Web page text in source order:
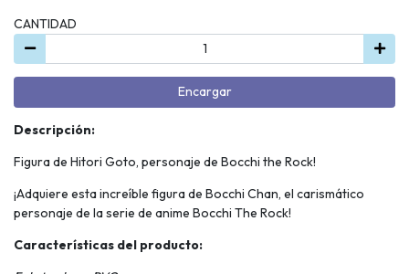
CANTIDAD
Encargar
Descripción:
Figura de Hitori Goto, personaje de Bocchi the Rock!
¡Adquiere esta increíble figura de Bocchi Chan, el carismático
personaje de la serie de anime Bocchi The Rock!
Características del producto: